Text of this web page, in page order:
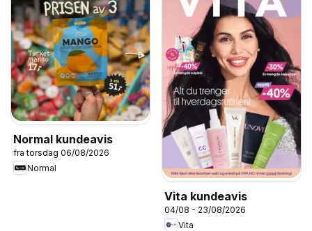
Normal kundeavis
fra torsdag 06/08/2026
Normal
Vita kundeavis
04/08 - 23/08/2026
Vita